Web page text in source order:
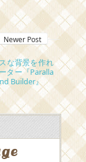
Newer Post
な背景を作れ
ター『Paralla
Builder』